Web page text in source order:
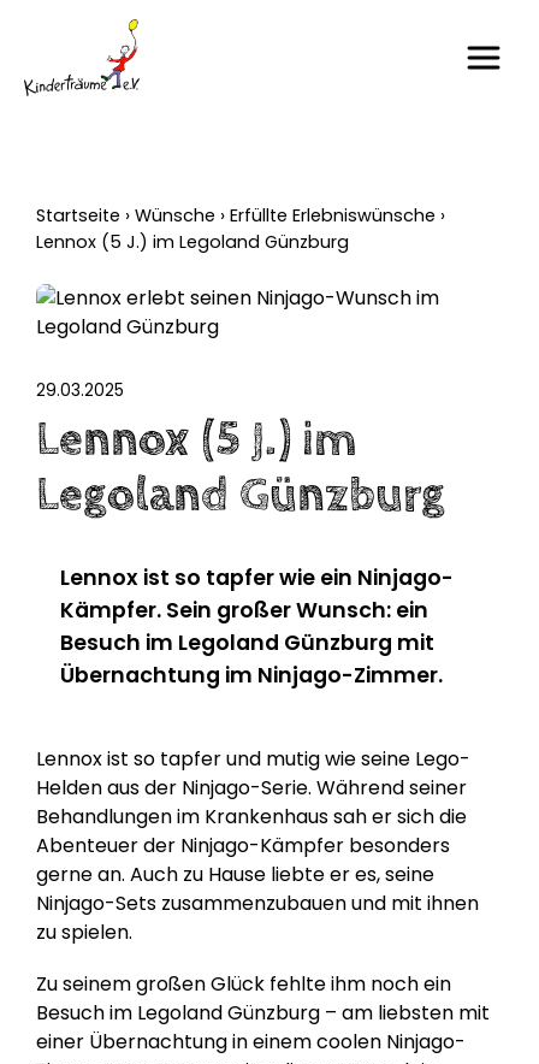
Startseite › Wünsche › Erfüllte Erlebniswünsche ›
Lennox (5 J.) im Legoland Günzburg
29.03.2025
Lennox (5 J.) im
Legoland Günzburg
Lennox ist so tapfer wie ein Ninjago-
Kämpfer. Sein großer Wunsch: ein
Besuch im Legoland Günzburg mit
Übernachtung im Ninjago-Zimmer.
Lennox ist so tapfer und mutig wie seine Lego-
Helden aus der Ninjago-Serie. Während seiner
Behandlungen im Krankenhaus sah er sich die
Abenteuer der Ninjago-Kämpfer besonders
gerne an. Auch zu Hause liebte er es, seine
Ninjago-Sets zusammenzubauen und mit ihnen
zu spielen.
Zu seinem großen Glück fehlte ihm noch ein
Besuch im Legoland Günzburg – am liebsten mit
einer Übernachtung in einem coolen Ninjago-